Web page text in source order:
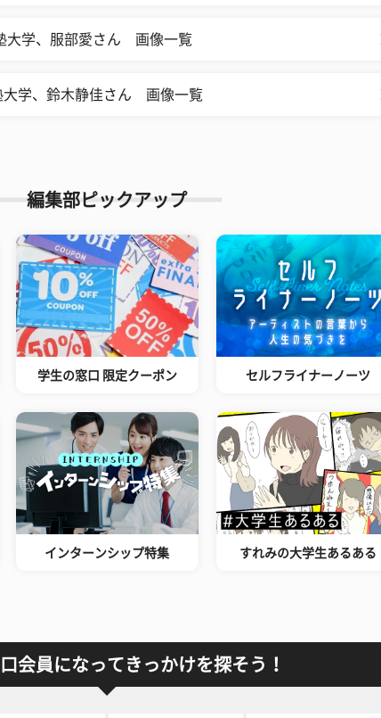
大学、服部愛さん 画像一覧
大学、鈴木静佳さん 画像一覧
編集部ピックアップ
学生の窓口 限定クーポン セルフライナーノーツ
インターンシップ特集 すれみの大学生あるある
会員になってきっかけを探そう！